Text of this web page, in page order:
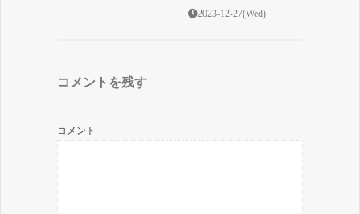
2023-12-27(Wed)
コメントを残す
コメント